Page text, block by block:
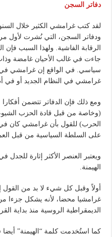
دفاتر السجن
لقد كتب غرامشي الكثير خلال
الرقابة الفاشية. ولهذا السبب
جاءت في غالب الأحيان غامضة
سياسي. في الواقع إن غرامشي
غرامشي في النظام الجديد أو في
ومع ذلك فإن الدفاتر تتضمن أفكارا
(وخاصة من قبل قادة الحزب
الحرب) للقول بأن غرامشي كان في
على السلطة السياسية من قبل
ويعتبر العنصر الأكثر إثارة
الهيمنة.
أولاً وقبل كل شيء لا بد من القول
غرامشيا محضا، لأنه يشكل جزءا
الديمقراطية الروسية منذ بداية
كما استُخدمت كلمة “الهيمنة”